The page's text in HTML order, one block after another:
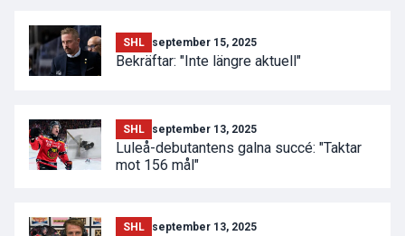
SHL september 15, 2025
Bekräftar: "Inte längre aktuell"
SHL september 13, 2025
Luleå-debutantens galna succé: "Taktar
mot 156 mål"
SHL september 13, 2025